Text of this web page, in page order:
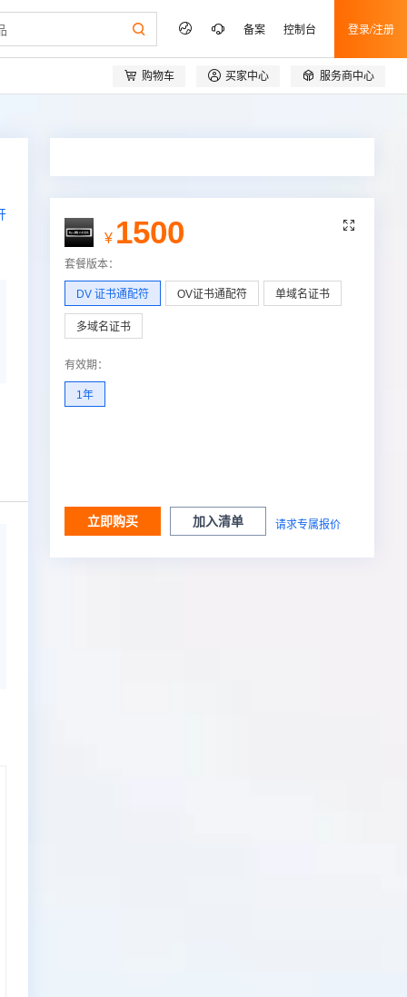
备案 控制台 登录/注册
 购物车  买家中心  服务商中心

¥ 1500
套餐版本：
DV 证书通配符 OV证书通配符 单域名证书
多域名证书
有效期 ：
1年
立即购买 加入清单 请求专属报价